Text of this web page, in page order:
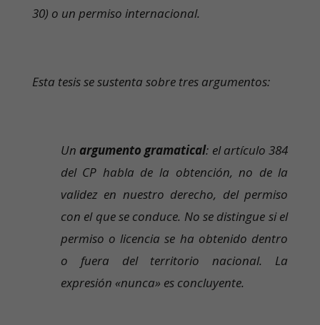
30) o un permiso internacional.
Esta tesis se sustenta sobre tres argumentos:
Un argumento gramatical: el artículo 384
del CP habla de la obtención, no de la
validez en nuestro derecho, del permiso
con el que se conduce. No se distingue si el
permiso o licencia se ha obtenido dentro
o fuera del territorio nacional. La
expresión «nunca» es concluyente.